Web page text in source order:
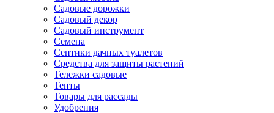
Садовые дорожки
Садовый декор
Садовый инструмент
Семена
Септики дачных туалетов
Средства для защиты растений
Тележки садовые
Тенты
Товары для рассады
Удобрения